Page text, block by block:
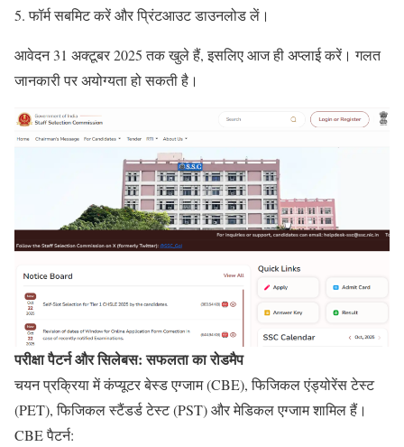
फॉर्म सबमिट करें और प्रिंटआउट डाउनलोड लें।
आवेदन 31 अक्टूबर 2025 तक खुले हैं, इसलिए आज ही अप्लाई करें। गलत
जानकारी पर अयोग्यता हो सकती है।
परीक्षा पैटर्न और सिलेबस: सफलता का रोडमैप
चयन प्रक्रिया में कंप्यूटर बेस्ड एग्जाम (CBE), फिजिकल एंड्योरेंस टेस्ट
(PET), फिजिकल स्टैंडर्ड टेस्ट (PST) और मेडिकल एग्जाम शामिल हैं।
CBE पैटर्न: